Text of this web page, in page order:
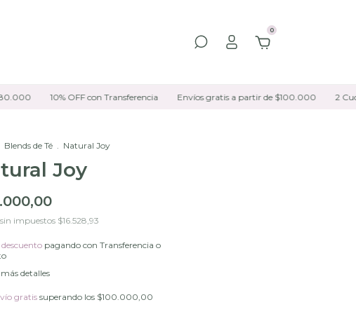
0
10% OFF con Transferencia Envíos gratis a partir de $100.000 2 Cuotas
Blends de Té . Natural Joy
Joy
impuestos $16.528,93
descuento pagando con Transferencia o
detalles
gratis superando los $100.000,00